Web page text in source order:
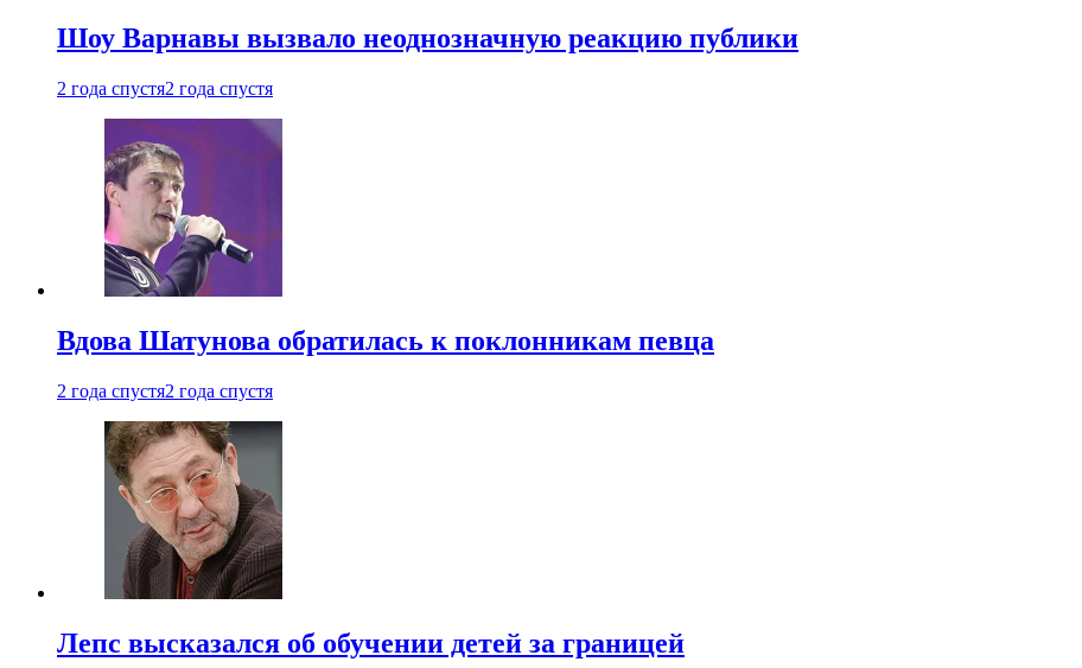
Шоу Варнавы вызвало неоднозначную реакцию публики
2 года спустя2 года спустя
Вдова Шатунова обратилась к поклонникам певца
2 года спустя2 года спустя
Лепс высказался об обучении детей за границей